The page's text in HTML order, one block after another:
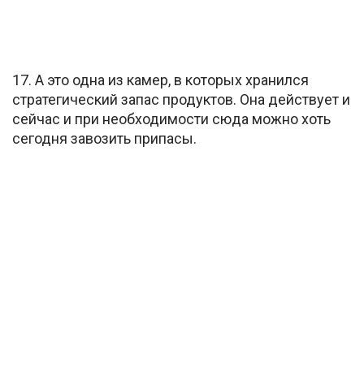
17. А это одна из камер, в которых хранился
стратегический запас продуктов. Она действует и
сейчас и при необходимости сюда можно хоть
сегодня завозить припасы.